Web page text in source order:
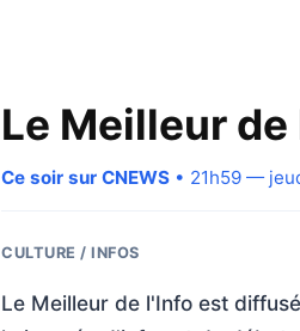
Le Meilleur
Ce soir sur CNEWS • 21h59 —
CULTURE / INFOS
Le Meilleur de l'Info est